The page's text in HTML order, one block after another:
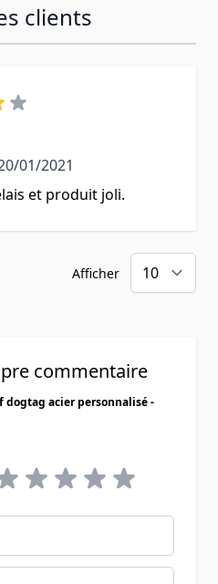
clients
janvier 2021
01/2021
et produit joli.
Afficher
commentaire
dogtag acier personnalisé -